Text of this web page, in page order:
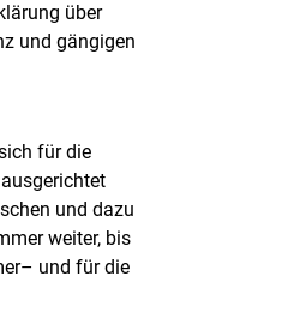
über
und gängigen
für die
und dazu
weiter, bis
und für die